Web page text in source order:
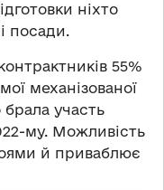
ніхто
посади.
55%
механізованої
брала участь
му. Можливість
й приваблює